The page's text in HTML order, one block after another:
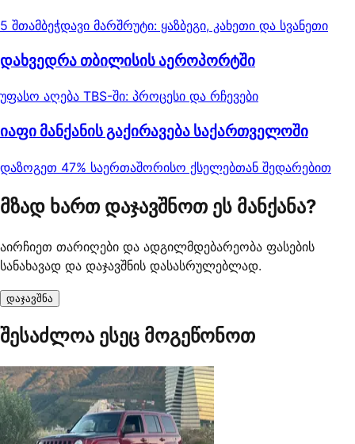
5 შთამბეჭდავი მარშრუტი: ყაზბეგი, კახეთი და სვანეთი
დახვედრა თბილისის აეროპორტში
უფასო აღება TBS-ში: პროცესი და რჩევები
იაფი მანქანის გაქირავება საქართველოში
დაზოგეთ 47% საერთაშორისო ქსელებთან შედარებით
მზად ხართ დაჯავშნოთ ეს მანქანა?
აირჩიეთ თარიღები და ადგილმდებარეობა ფასების
სანახავად და დაჯავშნის დასასრულებლად.
დაჯავშნა
შესაძლოა ესეც მოგეწონოთ